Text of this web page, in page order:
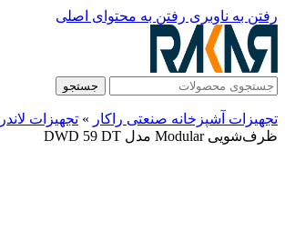
رفتن به ناوبری رفتن به محتوای اصلی
جستجو
تجهیزات آشپزخانه صنعتی راکار » تجهیزات
ظرف‌شویی Modular مدل DWD 59 DT